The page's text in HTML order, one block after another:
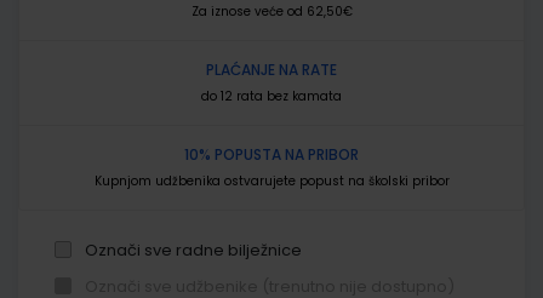
Za iznose veće od 62,50€
PLAĆANJE NA RATE
do 12 rata bez kamata
10% POPUSTA NA PRIBOR
Kupnjom udžbenika ostvarujete popust na školski pribor
Označi sve radne bilježnice